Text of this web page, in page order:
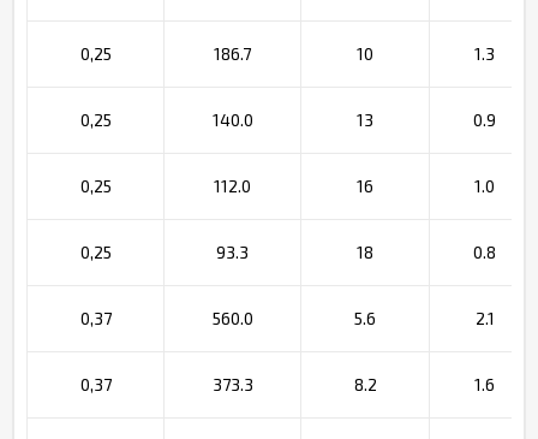
0,25 186.7 10 1.3
0,25 140.0 13 0.9
0,25 112.0 16 1.0
0,25 93.3 18 0.8
0,37 560.0 5.6 2.1
0,37 373.3 8.2 1.6